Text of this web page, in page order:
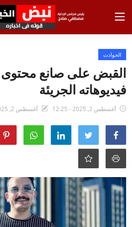
تسجيل الدخول
الرئيسية
الاخبار
الاقتصاد
الحوادث
التعليم
الطب والعلوم
الفن والثقافة
الحوادث
القبض على صانع
فيديوهاته الجريئة
أغسطس 2, 2025 - 12:25 أغسطس 2, 2025 - 13:56